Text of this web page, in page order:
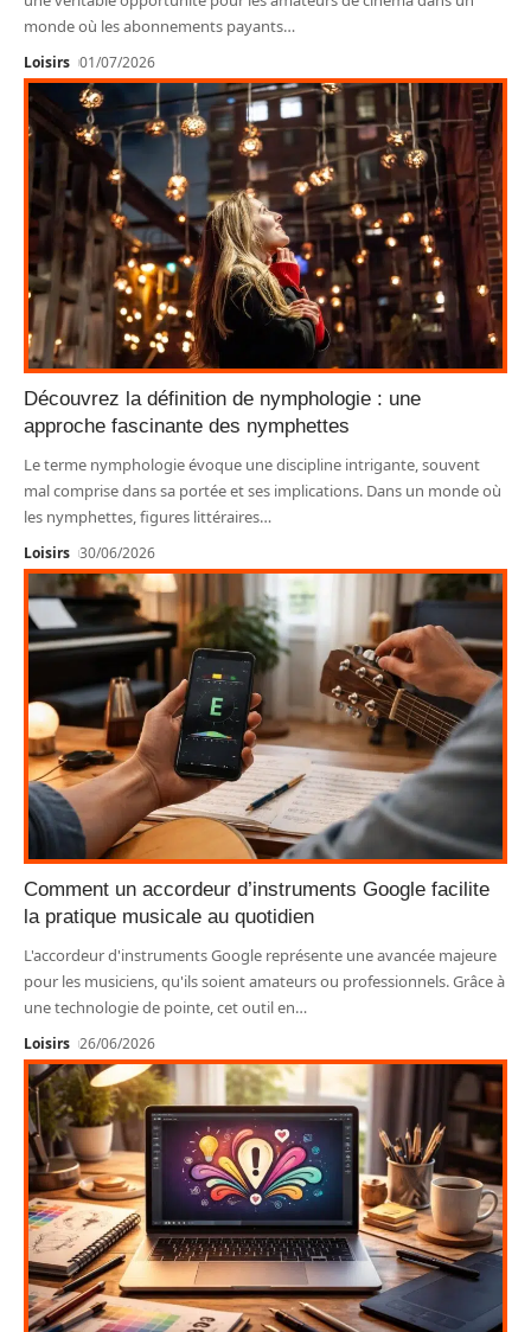
monde où les abonnements payants…
Loisirs 01/07/2026
Découvrez la définition de nymphologie : une
approche fascinante des nymphettes
Le terme nymphologie évoque une discipline intrigante, souvent
mal comprise dans sa portée et ses implications. Dans un monde où
les nymphettes, figures littéraires…
Loisirs 30/06/2026
Comment un accordeur d’instruments Google facilite
la pratique musicale au quotidien
L'accordeur d'instruments Google représente une avancée majeure
pour les musiciens, qu'ils soient amateurs ou professionnels. Grâce à
une technologie de pointe, cet outil en…
Loisirs 26/06/2026